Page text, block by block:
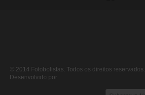
© 2014 Fotobolistas. Todos os direitos reservados.
Desenvolvido por